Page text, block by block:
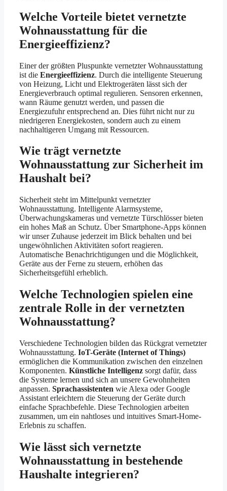
Welche Vorteile bietet vernetzte
Wohnausstattung für die
Energieeffizienz?
Einer der größten Pluspunkte vernetzter Wohnausstattung
ist die Energieeffizienz. Durch die intelligente Steuerung
von Heizung, Licht und Elektrogeräten lässt sich der
Energieverbrauch optimal regulieren. Sensoren erkennen,
wann Räume genutzt werden, und passen die
Energiezufuhr entsprechend an. Dies führt nicht nur zu
niedrigeren Energiekosten, sondern auch zu einem
nachhaltigeren Umgang mit Ressourcen.
Wie trägt vernetzte
Wohnausstattung zur Sicherheit im
Haushalt bei?
Sicherheit steht im Mittelpunkt vernetzter
Wohnausstattung. Intelligente Alarmsysteme,
Überwachungskameras und vernetzte Türschlösser bieten
ein hohes Maß an Schutz. Über Smartphone-Apps können
wir unser Zuhause jederzeit im Blick behalten und bei
ungewöhnlichen Aktivitäten sofort reagieren.
Automatische Benachrichtigungen und die Möglichkeit,
Geräte aus der Ferne zu steuern, erhöhen das
Sicherheitsgefühl erheblich.
Welche Technologien spielen eine
zentrale Rolle in der vernetzten
Wohnausstattung?
Verschiedene Technologien bilden das Rückgrat vernetzter
Wohnausstattung. IoT-Geräte (Internet of Things)
ermöglichen die Kommunikation zwischen den einzelnen
Komponenten. Künstliche Intelligenz sorgt dafür, dass
die Systeme lernen und sich an unsere Gewohnheiten
anpassen. Sprachassistenten wie Alexa oder Google
Assistant erleichtern die Steuerung der Geräte durch
einfache Sprachbefehle. Diese Technologien arbeiten
zusammen, um ein nahtloses und intuitives Smart-Home-
Erlebnis zu schaffen.
Wie lässt sich vernetzte
Wohnausstattung in bestehende
Haushalte integrieren?